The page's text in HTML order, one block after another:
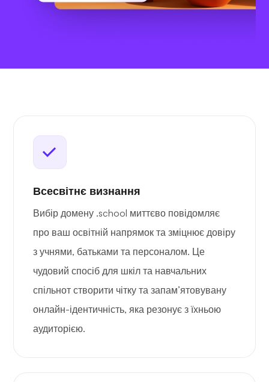
Всесвітнє визнання
Вибір домену .school миттєво повідомляє
про ваш освітній напрямок та зміцнює довіру
з учнями, батьками та персоналом. Це
чудовий спосіб для шкіл та навчальних
спільнот створити чітку та запам’ятовувану
онлайн-ідентичність, яка резонує з їхньою
аудиторією.